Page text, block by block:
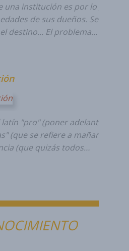
una institución es por lo
de sus dueños. Ser dueño
destino... El problema…
"pro" (poner adelante) y
(que se refiere a mañana, al
(que quizás todos…